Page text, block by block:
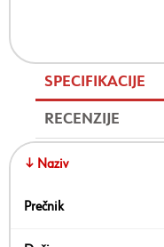
SPECIFIKACIJE
RECENZIJE
↓ Naziv
Prečnik